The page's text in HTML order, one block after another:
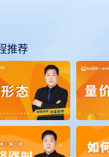
推荐